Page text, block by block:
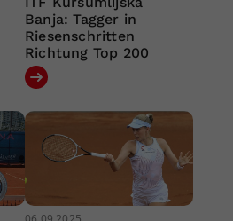
Banja: Tagger in
Riesenschritten
Richtung Top 200